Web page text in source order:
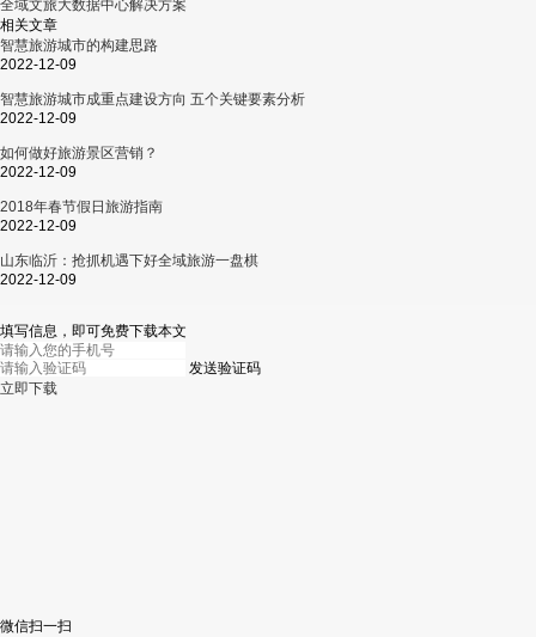
全域文旅大数据中心解决方案
相关文章
智慧旅游城市的构建思路
2022-12-09
智慧旅游城市成重点建设方向 五个关键要素分析
2022-12-09
如何做好旅游景区营销？
2022-12-09
2018年春节假日旅游指南
2022-12-09
山东临沂：抢抓机遇下好全域旅游一盘棋
2022-12-09
填写信息，即可免费下载本文
发送验证码
立即下载
微信扫一扫